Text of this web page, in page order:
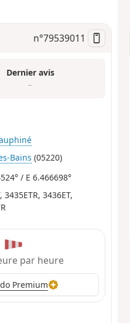
n°79539011
Dernier avis
–
Bains (05220)
/ E 6.466698°
3435ETR, 3436ET,
par heure
Premium